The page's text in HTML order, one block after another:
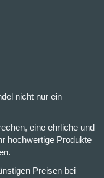
nicht nur ein
eine ehrliche und
hochwertige Produkte
Preisen bei